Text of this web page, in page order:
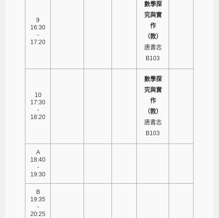
9
16:30
-
17:20
數學探
究與實
作
（教）
唐書志
B103
10
17:30
-
18:20
數學探
究與實
作
（教）
唐書志
B103
A
18:40
-
19:30
B
19:35
-
20:25